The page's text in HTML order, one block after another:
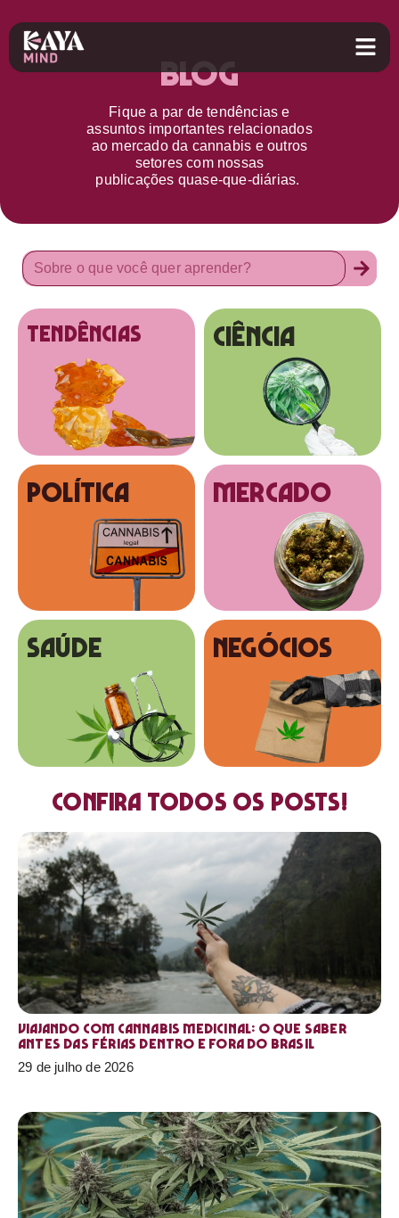
Blog
Fique a par detendências e
assuntos importantes relacionados
ao mercado da cannabis e outros
setorescom nossas
publicações quase-que-diárias.
tendências Ciência
Política MERCADO
SAÚDE NEGÓCIOS
Confira todos os posts!
Viajando com cannabis medicinal: o que saber
antes das férias dentro e fora do Brasil
29 de julho de 2026